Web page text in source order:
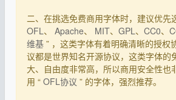
二、在挑选免费商用字体时，建议优先
OFL、 Apache、 MIT、 GPL、 CC0、
维基 ” ，这类字体有着明确清晰的授权
议都是世界知名开源协议，这类字体的
大、自由度非常高，所以商用安全性也
用 “ OFL协议 ” 的字体，强烈推荐。